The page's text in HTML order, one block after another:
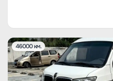
46000 км.